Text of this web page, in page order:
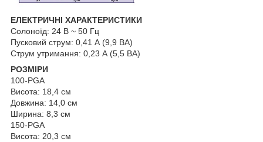
ЕЛЕКТРИЧНІ ХАРАКТЕРИСТИКИ
Солоноїд: 24 В ~ 50 Гц
Пусковий струм: 0,41 А (9,9 ВА)
Струм утримання: 0,23 А (5,5 ВА)
РОЗМІРИ
100-PGA
Висота: 18,4 см
Довжина: 14,0 см
Ширина: 8,3 см
150-PGA
Висота: 20,3 см